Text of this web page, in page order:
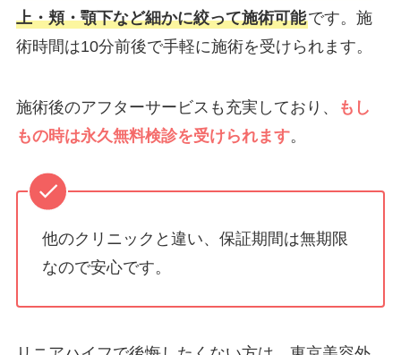
上・頬・顎下など細かに絞って施術可能です。施
術時間は10分前後で手軽に施術を受けられます。
施術後のアフターサービスも充実しており、
もし
もの時は永久無料検診を受けられます。
他のクリニックと違い、保証期間は無期限
なので安心です。